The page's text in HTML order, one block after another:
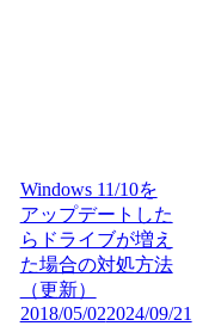
Windows 11/10を
アップデートした
らドライブが増え
た場合の対処方法
（更新）
2018/05/022024/09/21